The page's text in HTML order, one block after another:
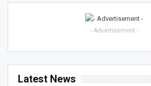
- Advertisement -
Latest News